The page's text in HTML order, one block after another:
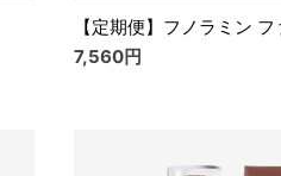
【定期便】フノラミン
7,560円